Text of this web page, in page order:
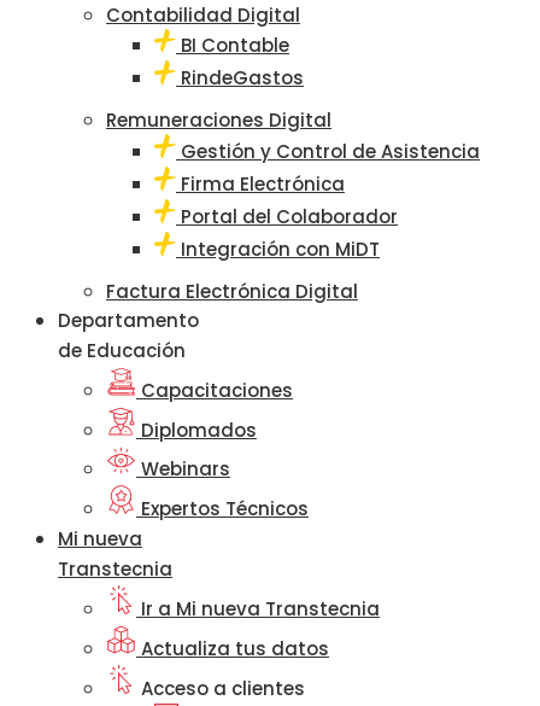
Contabilidad Digital
BI Contable
RindeGastos
Remuneraciones Digital
Gestión y Control de Asistencia
Firma Electrónica
Portal del Colaborador
Integración con MiDT
Factura Electrónica Digital
Departamento
de Educación
Capacitaciones
Diplomados
Webinars
Expertos Técnicos
Mi nueva
Transtecnia
Ir a Mi nueva Transtecnia
Actualiza tus datos
Acceso a clientes